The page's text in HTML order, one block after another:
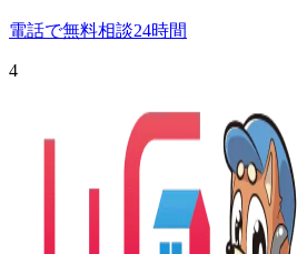
電話で無料相談24時間
4